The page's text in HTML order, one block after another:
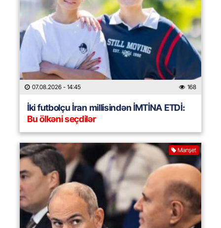
07.08.2026 - 14:45 168
İki futbolçu İran millisindən İMTİNA ETDİ:
Bu ölkəni seçdilər
Manşet